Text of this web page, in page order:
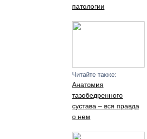
патологии
Читайте также:
Анатомия
тазобедренного
сустава – вся правда
о нем